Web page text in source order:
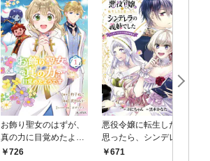
お飾り聖女のはずが、
真の力に目覚めたよう
です THE COMIC 1巻
726
悪役令嬢に転生したと
思ったら、シンデレラ
の義姉でした ～シンデ
671